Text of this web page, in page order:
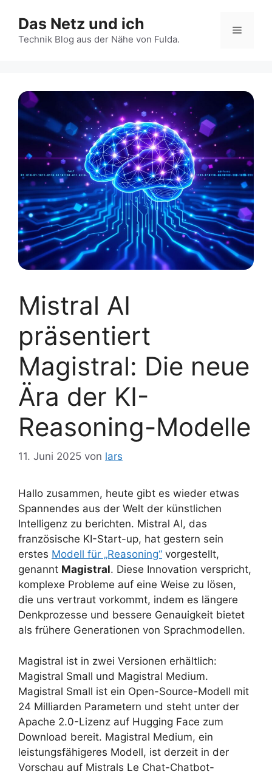
Inhalt
springen
Das Netz und ich
Technik Blog aus der Nähe von Fulda.
Menü
Mistral AI
präsentiert
Magistral: Die neue
Ära der KI-
Reasoning-Modelle
11. Juni 2025 von lars
Hallo zusammen, heute gibt es wieder etwas
Spannendes aus der Welt der künstlichen
Intelligenz zu berichten. Mistral AI, das
französische KI-Start-up, hat gestern sein
erstes Modell für „Reasoning“ vorgestellt,
genannt Magistral. Diese Innovation verspricht,
komplexe Probleme auf eine Weise zu lösen,
die uns vertraut vorkommt, indem es längere
Denkprozesse und bessere Genauigkeit bietet
als frühere Generationen von Sprachmodellen.
Magistral ist in zwei Versionen erhältlich:
Magistral Small und Magistral Medium.
Magistral Small ist ein Open-Source-Modell mit
24 Milliarden Parametern und steht unter der
Apache 2.0-Lizenz auf Hugging Face zum
Download bereit. Magistral Medium, ein
leistungsfähigeres Modell, ist derzeit in der
Vorschau auf Mistrals Le Chat-Chatbot-